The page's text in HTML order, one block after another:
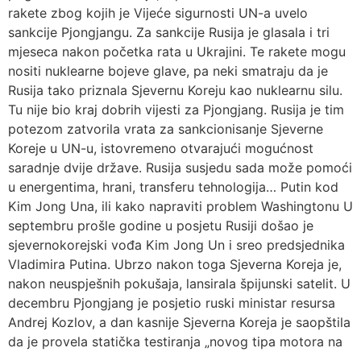
rakete zbog kojih je Vijeće sigurnosti UN-a uvelo
sankcije Pjongjangu. Za sankcije Rusija je glasala i tri
mjeseca nakon početka rata u Ukrajini. Te rakete mogu
nositi nuklearne bojeve glave, pa neki smatraju da je
Rusija tako priznala Sjevernu Koreju kao nuklearnu silu.
Tu nije bio kraj dobrih vijesti za Pjongjang. Rusija je tim
potezom zatvorila vrata za sankcionisanje Sjeverne
Koreje u UN-u, istovremeno otvarajući mogućnost
saradnje dvije države. Rusija susjedu sada može pomoći
u energentima, hrani, transferu tehnologija… Putin kod
Kim Jong Una, ili kako napraviti problem Washingtonu U
septembru prošle godine u posjetu Rusiji došao je
sjevernokorejski vođa Kim Jong Un i sreo predsjednika
Vladimira Putina. Ubrzo nakon toga Sjeverna Koreja je,
nakon neuspješnih pokušaja, lansirala špijunski satelit. U
decembru Pjongjang je posjetio ruski ministar resursa
Andrej Kozlov, a dan kasnije Sjeverna Koreja je saopštila
da je provela statička testiranja „novog tipa motora na